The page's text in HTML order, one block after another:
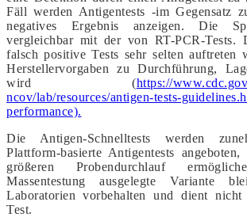
Fäll werden Antigentests -im Gegensatz
negatives Ergebnis anzeigen. Die
vergleichbar mit der von RT-PCR-Tests.
falsch positive Tests sehr selten auftreten
Herstellervorgaben zu Durchführung,
wird (https://
ncov/lab/resources/antigen-tests-
performance).
Die Antigen-Schnelltests werden
Plattform-basierte Antigentests
größeren Probendurchlauf
Massentestung ausgelegte Variante
Laboratorien vorbehalten und dient nicht
Test.